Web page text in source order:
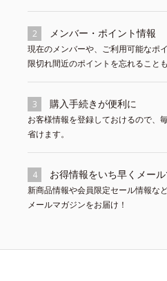
2 メンバー・ポイント情報
現在のメンバーや、ご利用可能なポ
限切れ間近のポイントを忘れること
3 購入手続きが便利に
お客様情報を登録しておけるので、
省けます。
4 お得情報をいち早くメール
新商品情報や会員限定セール情報な
メールマガジンをお届け！